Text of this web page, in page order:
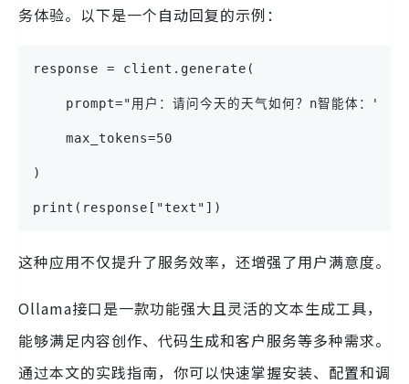
务体验。以下是一个自动回复的示例：
response = client.generate(
    prompt="用户：请问今天的天气如何？n智能体：",
    max_tokens=50
)
print(response["text"])
这种应用不仅提升了服务效率，还增强了用户满意度。
Ollama接口是一款功能强大且灵活的文本生成工具，
能够满足内容创作、代码生成和客户服务等多种需求。
通过本文的实践指南，你可以快速掌握安装、配置和调